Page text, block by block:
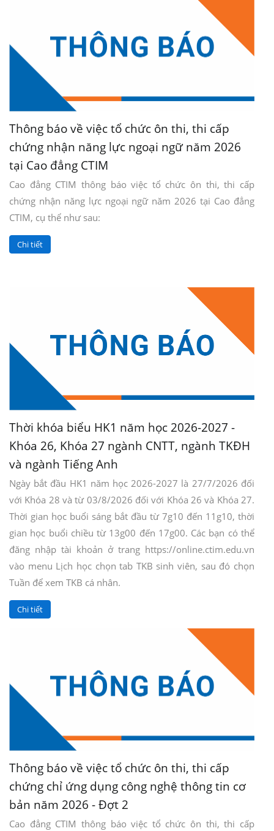
Thông báo về việc tổ chức ôn thi, thi cấp
chứng nhận năng lực ngoại ngữ năm 2026
tại Cao đẳng CTIM
Cao đẳng CTIM thông báo việc tổ chức ôn thi, thi cấp
chứng nhận năng lực ngoại ngữ năm 2026 tại Cao đẳng
CTIM, cụ thể như sau:
Chi tiết
Thời khóa biểu HK1 năm học 2026-2027 -
Khóa 26, Khóa 27 ngành CNTT, ngành TKĐH
và ngành Tiếng Anh
Ngày bắt đầu HK1 năm học 2026-2027 là 27/7/2026 đối
với Khóa 28 và từ 03/8/2026 đối với Khóa 26 và Khóa 27.
Thời gian học buổi sáng bắt đầu từ 7g10 đến 11g10, thời
gian học buổi chiều từ 13g00 đến 17g00. Các bạn có thể
đăng nhập tài khoản ở trang https://online.ctim.edu.vn
vào menu Lịch học chọn tab TKB sinh viên, sau đó chọn
Tuần để xem TKB cá nhân.
Chi tiết
Thông báo về việc tổ chức ôn thi, thi cấp
chứng chỉ ứng dụng công nghệ thông tin cơ
bản năm 2026 - Đợt 2
Cao đẳng CTIM thông báo việc tổ chức ôn thi, thi cấp